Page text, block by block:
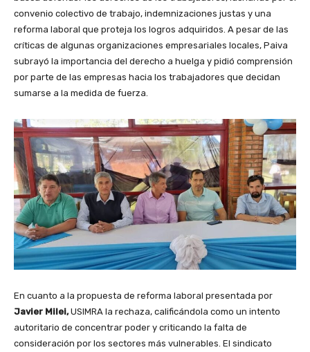
convenio colectivo de trabajo, indemnizaciones justas y una
reforma laboral que proteja los logros adquiridos. A pesar de las
críticas de algunas organizaciones empresariales locales, Paiva
subrayó la importancia del derecho a huelga y pidió comprensión
por parte de las empresas hacia los trabajadores que decidan
sumarse a la medida de fuerza.
En cuanto a la propuesta de reforma laboral presentada por
Javier Milei,USIMRA la rechaza, calificándola como un intento
autoritario de concentrar poder y criticando la falta de
consideración por los sectores más vulnerables. El sindicato